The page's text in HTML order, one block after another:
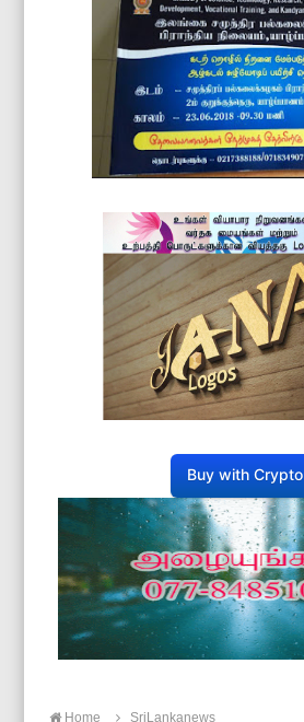
Buy with Crypto
Home
SriLankanews